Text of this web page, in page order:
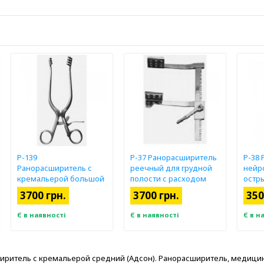
Р-139
Ранорасширитель с
кремальерой большой
(Адсон).
3700 грн.
Є в наявності
Р-37 Ранорасширитель
реечный для грудной
полости с расходом
зеркал до 209 мм
3700 грн.
Є в наявності
Р-38
Є в
с кремальерой средний (Адсон). Ранорасширитель,